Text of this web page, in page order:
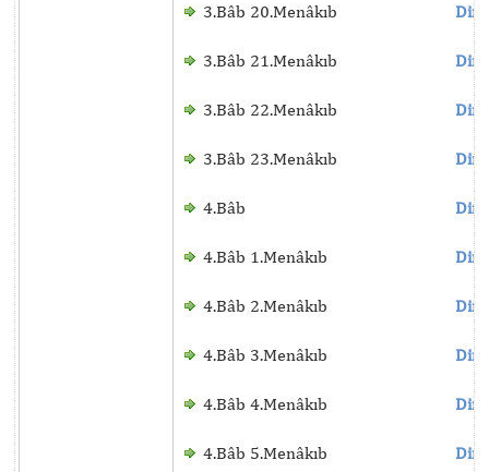
3.Bâb 20.Menâkıb
3.Bâb 21.Menâkıb
3.Bâb 22.Menâkıb
3.Bâb 23.Menâkıb
4.Bâb
4.Bâb 1.Menâkıb
4.Bâb 2.Menâkıb
4.Bâb 3.Menâkıb
4.Bâb 4.Menâkıb
4.Bâb 5.Menâkıb